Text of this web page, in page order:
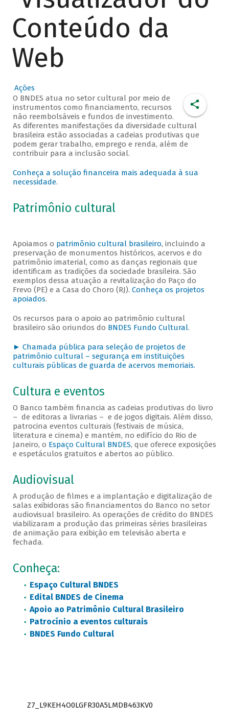
Conteúdo da
Web
Ações
O BNDES atua no setor cultural por meio de
instrumentos como financiamento, recursos
não reembolsáveis e fundos de investimento.
As diferentes manifestações da diversidade cultural
brasileira estão associadas a cadeias produtivas que
podem gerar trabalho, emprego e renda, além de
contribuir para a inclusão social.
Conheça a solução financeira mais adequada à sua
necessidade.
Patrimônio cultural
Apoiamos o patrimônio cultural brasileiro, incluindo a
preservação de monumentos históricos, acervos e do
patrimônio imaterial, como as danças regionais que
identificam as tradições da sociedade brasileira. São
exemplos dessa atuação a revitalização do Paço do
Frevo (PE) e a Casa do Choro (RJ). Conheça os projetos
apoiados.
Os recursos para o apoio ao patrimônio cultural
brasileiro são oriundos do BNDES Fundo Cultural.
► Chamada pública para seleção de projetos de
patrimônio cultural – segurança em instituições
culturais públicas de guarda de acervos memoriais.
Cultura e eventos
O Banco também financia as cadeias produtivas do livro
– de editoras a livrarias – e de jogos digitais. Além disso,
patrocina eventos culturais (festivais de música,
literatura e cinema) e mantém, no edifício do Rio de
Janeiro, o Espaço Cultural BNDES, que oferece exposições
e espetáculos gratuitos e abertos ao público.
Audiovisual
A produção de filmes e a implantação e digitalização de
salas exibidoras são financiamentos do Banco no setor
audiovisual brasileiro. As operações de crédito do BNDES
viabilizaram a produção das primeiras séries brasileiras
de animação para exibição em televisão aberta e
fechada.
Conheça:
Espaço Cultural BNDES
Edital BNDES de Cinema
Apoio ao Patrimônio Cultural Brasileiro
Patrocínio a eventos culturais
BNDES Fundo Cultural
Z7_L9KEH4O0LGFR30A5LMDB463KV0